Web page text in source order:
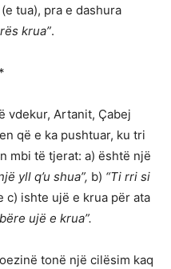
(e tua), pra e dashura
krua”.
vdekur, Artanit, Çabej
që e ka pushtuar, ku tri
mbi të tjerat: a) është një
yll q’u shua”, b) “Ti rri si
c) ishte ujë e krua për ata
ujë e krua”.
tonë një cilësim kaq